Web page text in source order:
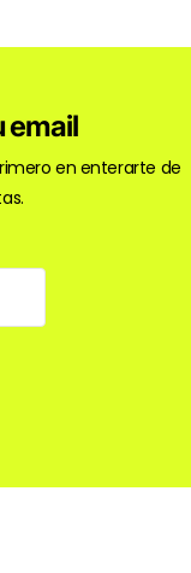
email
en enterarte de